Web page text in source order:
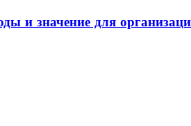
и значение для